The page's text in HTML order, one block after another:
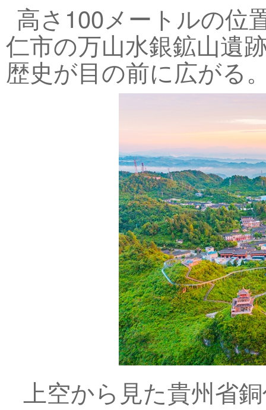
高さ100メートルの位
仁市の万山水銀鉱山遺
歴史が目の前に広がる
上空から見た貴州省